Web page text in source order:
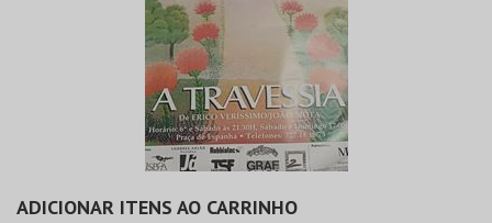
ADICIONAR ITENS AO CARRINHO